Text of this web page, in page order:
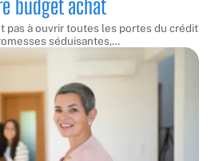
budget achat
pas à ouvrir toutes les portes du crédit
séduisantes,…